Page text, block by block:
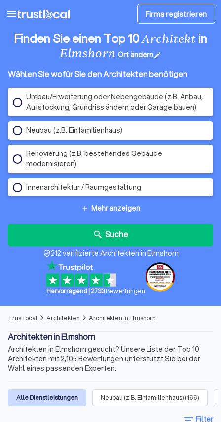
menu Firma registrieren
Finden Sie einen Top 10Architektin
Elmshorn Ort ändernedit
Wählen Sie wofür Sie den Architekten benötigen
Umbau/Erweiterung oder Nebengebäude (z.B. Anbau,
Aufstockung, Grundriss ändern oder Garage bauen)
Neubau (z.B. Einfamilienhaus)
Renovierung (z.B. bestehendes Gebäude
modernisieren)
Innenarchitektur / Raumgestaltung
add Mehr anzeigen
search Suche
verified_user212 verifizierte Architekten in Elmshorn
Hervorragend| 2733 Bewertungen
Trustlocal arrow_forward_ios Architekten arrow_forward_ios Architekten in Elmshorn
Architekten in Elmshorn
Architekten in Elmshorn gesucht? Unsere Liste der Top 10
Architekten mit 2,105 Bewertungen unterstützt Sie bei der
Wahl eines passenden Experten.
Alle Dienstleistungen Neubau (z.B. Einfamilienhaus) (166)
Filter